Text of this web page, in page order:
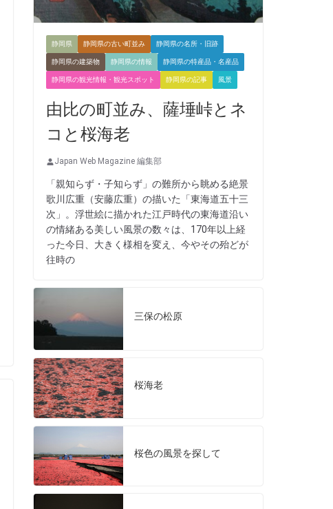
静岡県 静岡県の古い町並み 静岡県の名所・旧跡
静岡県の建築物 静岡県の情報 静岡県の特産品・名産品
静岡県の観光情報・観光スポット 静岡県の記事 風景
由比の町並み、薩埵峠とネ
コと桜海老
Japan Web Magazine 編集部
「親知らず・子知らず」の難所から眺める絶景
歌川広重（安藤広重）の描いた「東海道五十三
次」。浮世絵に描かれた江戸時代の東海道沿い
の情緒ある美しい風景の数々は、170年以上経
った今日、大きく様相を変え、今やその殆どが
往時の
三保の松原
桜海老
桜色の風景を探して